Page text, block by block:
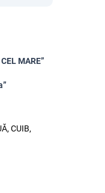
MARE”
CUIB,